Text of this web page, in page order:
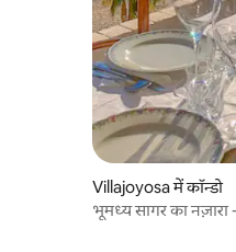
Villajoyosa में कॉन्डो
भूमध्य सागर का नज़ारा